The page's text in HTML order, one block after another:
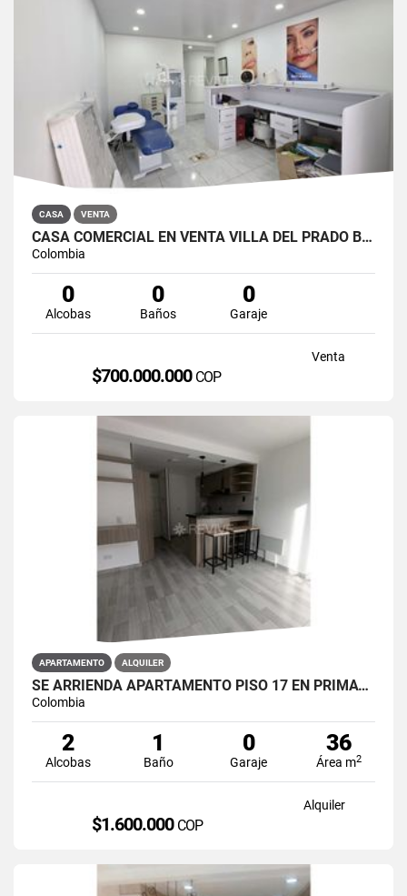
CASA VENTA
CASA COMERCIAL EN VENTA VILLA DEL PRADO BOGOTÁ NORTE
Colombia
0
Alcobas
0
Baños
0
Garaje
Venta
$700.000.000 COP
APARTAMENTO ALQUILER
SE ARRIENDA APARTAMENTO PISO 17 EN PRIMAVERA 6-39 PUENTE ARANDA
Colombia
2
Alcobas
1
Baño
0
Garaje
36
Área m2
Alquiler
$1.600.000 COP